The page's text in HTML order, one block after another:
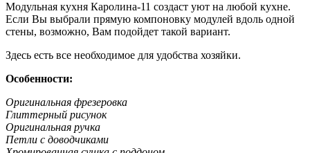
Модульная кухня Каролина-11 создаст уют на любой кухне.
Если Вы выбрали прямую компоновку модулей вдоль одной
стены, возможно, Вам подойдет такой вариант.
Здесь есть все необходимое для удобства хозяйки.
Особенности:
Оригинальная фрезеровка
Глиттерный рисунок
Оригинальная ручка
Петли с доводчиками